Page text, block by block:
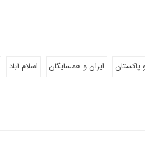
پاکستان ایران و همسایگان اسلام آباد